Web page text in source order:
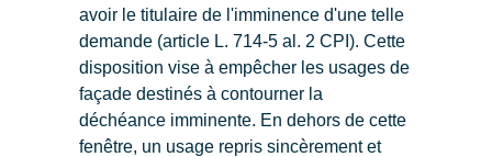
avoir le titulaire de l'imminence d'une telle
demande (article L. 714-5 al. 2 CPI). Cette
disposition vise à empêcher les usages de
façade destinés à contourner la
déchéance imminente. En dehors de cette
fenêtre, un usage repris sincèrement et